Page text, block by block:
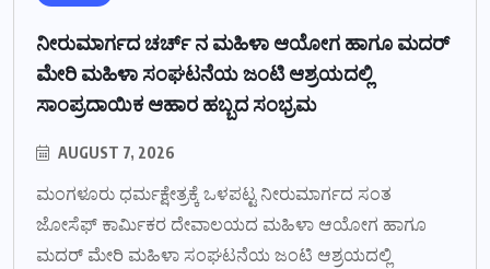
ನೀರುಮಾರ್ಗದ ಚರ್ಚ್ ನ ಮಹಿಳಾ ಆಯೋಗ ಹಾಗೂ ಮದರ್
ಮೇರಿ ಮಹಿಳಾ ಸಂಘಟನೆಯ ಜಂಟಿ ಆಶ್ರಯದಲ್ಲಿ
ಸಾಂಪ್ರದಾಯಿಕ ಆಹಾರ ಹಬ್ಬದ ಸಂಭ್ರಮ
AUGUST 7, 2026
ಮಂಗಳೂರು ಧರ್ಮಕ್ಷೇತ್ರಕ್ಕೆ ಒಳಪಟ್ಟ ನೀರುಮಾರ್ಗದ ಸಂತ
ಜೋಸೆಫ್ ಕಾರ್ಮಿಕರ ದೇವಾಲಯದ ಮಹಿಳಾ ಆಯೋಗ ಹಾಗೂ
ಮದರ್ ಮೇರಿ ಮಹಿಳಾ ಸಂಘಟನೆಯ ಜಂಟಿ ಆಶ್ರಯದಲ್ಲಿ